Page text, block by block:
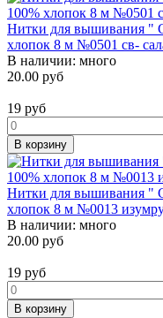
Нитки для вышивания "
хлопок 8 м №0501 св-
В наличии: много
20.00 руб
19 руб
В корзину
Нитки для вышивания "
хлопок 8 м №0013
В наличии: много
20.00 руб
19 руб
В корзину